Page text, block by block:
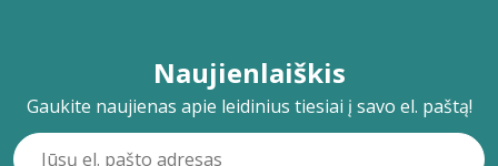
Naujienlaiškis
Gaukite naujienas apie leidinius tiesiai į savo el. paštą!